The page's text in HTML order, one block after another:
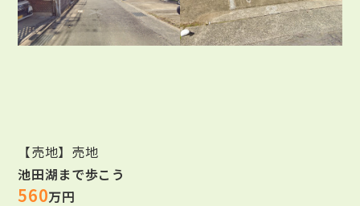
【売地】売地
池田湖まで歩こう
560万円